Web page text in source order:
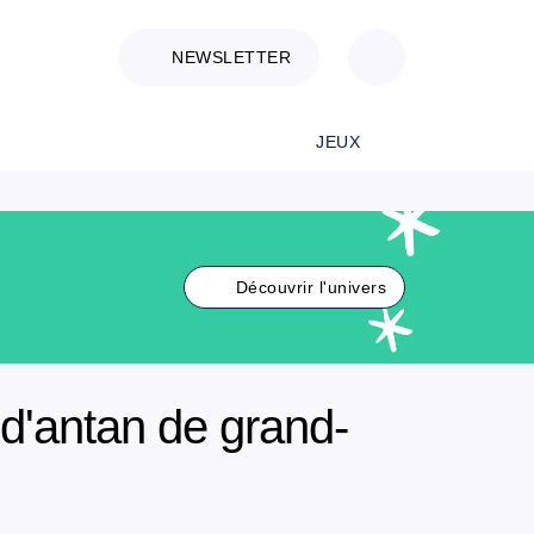
NEWSLETTER
JEUX
Découvrir l'univers
de grand-